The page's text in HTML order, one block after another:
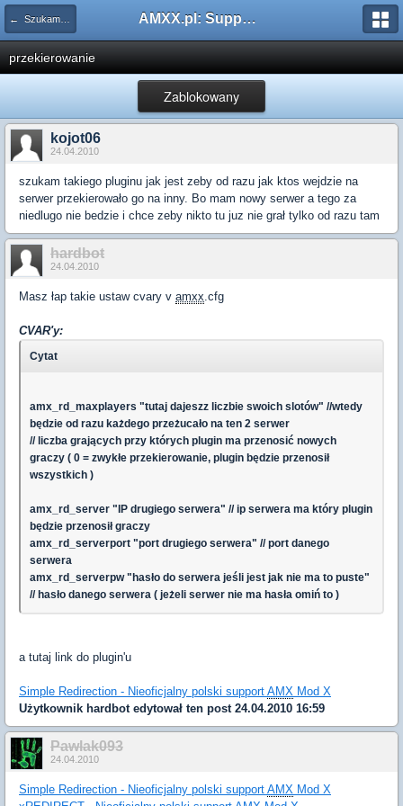
← Szukam pluginu AMXX.pl: Support AMX Mod X i SourceMod
przekierowanie
Zablokowany
kojot06
24.04.2010
szukam takiego pluginu jak jest zeby od razu jak ktos wejdzie na
serwer przekierowało go na inny. Bo mam nowy serwer a tego za
niedlugo nie bedzie i chce zeby nikto tu juz nie grał tylko od razu tam
hardbot
24.04.2010
Masz łap takie ustaw cvary v amxx.cfg
CVAR'y:
Cytat
amx_rd_maxplayers "tutaj dajeszz liczbie swoich slotów" //wtedy
będzie od razu każdego przeżucało na ten 2 serwer
// liczba grających przy których plugin ma przenosić nowych
graczy ( 0 = zwykłe przekierowanie, plugin będzie przenosił
wszystkich )
amx_rd_server "IP drugiego serwera" // ip serwera ma który plugin
będzie przenosił graczy
amx_rd_serverport "port drugiego serwera" // port danego
serwera
amx_rd_serverpw "hasło do serwera jeśli jest jak nie ma to puste"
// hasło danego serwera ( jeżeli serwer nie ma hasła omiń to )
a tutaj link do plugin'u
Simple Redirection - Nieoficjalny polski support AMX Mod X
Użytkownik hardbotedytował ten post 24.04.2010 16:59
Pawlak093
24.04.2010
Simple Redirection - Nieoficjalny polski support AMX Mod X